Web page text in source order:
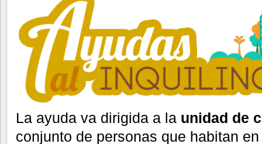
La ayuda va dirigida a la unidad de
conjunto de personas que habitan